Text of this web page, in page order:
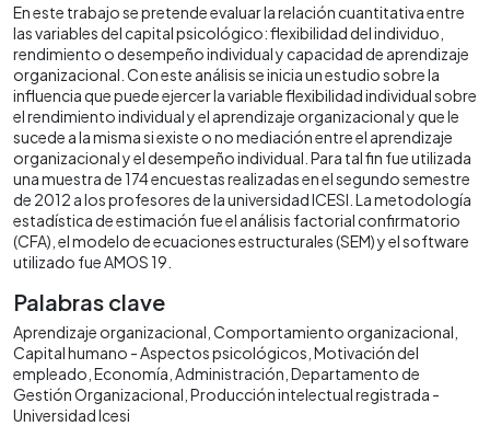
En este trabajo se pretende evaluar la relación cuantitativa entre
las variables del capital psicológico: flexibilidad del individuo,
rendimiento o desempeño individual y capacidad de aprendizaje
organizacional. Con este análisis se inicia un estudio sobre la
influencia que puede ejercer la variable flexibilidad individual sobre
el rendimiento individual y el aprendizaje organizacional y que le
sucede a la misma si existe o no mediación entre el aprendizaje
organizacional y el desempeño individual. Para tal fin fue utilizada
una muestra de 174 encuestas realizadas en el segundo semestre
de 2012 a los profesores de la universidad ICESI. La metodología
estadística de estimación fue el análisis factorial confirmatorio
(CFA), el modelo de ecuaciones estructurales (SEM) y el software
utilizado fue AMOS 19.
Palabras clave
Aprendizaje organizacional Comportamiento organizacional
Capital humano - Aspectos psicológicos Motivación del
empleado Economía Administración Departamento de
Gestión Organizacional Producción intelectual registrada -
Universidad Icesi